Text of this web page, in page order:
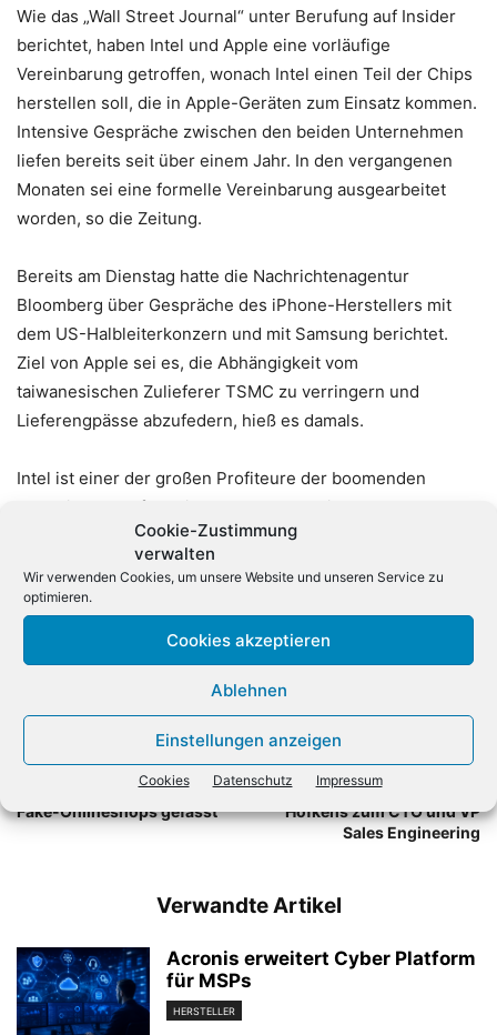
Cookie-Zustimmung
verwalten
Wir verwenden Cookies, um unsere Website und unseren Service zu
optimieren.
Cookies akzeptieren
Ablehnen
Einstellungen anzeigen
Cookies Datenschutz Impressum
Wie das „Wall Street Journal“ unter Berufung auf Insider
berichtet, haben Intel und Apple eine vorläufige
Vereinbarung getroffen, wonach Intel einen Teil der Chips
herstellen soll, die in Apple-Geräten zum Einsatz kommen.
Intensive Gespräche zwischen den beiden Unternehmen
liefen bereits seit über einem Jahr. In den vergangenen
Monaten sei eine formelle Vereinbarung ausgearbeitet
worden, so die Zeitung.
Bereits am Dienstag hatte die Nachrichtenagentur
Bloomberg über Gespräche des iPhone-Herstellers mit
dem US-Halbleiterkonzern und mit Samsung berichtet.
Ziel von Apple sei es, die Abhängigkeit vom
taiwanesischen Zulieferer TSMC zu verringern und
Lieferengpässe abzufedern, hieß es damals.
Intel ist einer der großen Profiteure der boomenden
Halbleiter-Nachfrage im Zuge des massiven Ausbaus von
Rechenzentren-Kapazitäten im Bereich Künstliche
(dpa)
Vorheriger Artikel
Mutmaßlicher Betreiber von
Fake-Onlineshops gefasst
Nächster Artikel
NetApp ernennt Jurgen
Hofkens zum CTO und VP
Sales Engineering
Verwandte Artikel
Acronis erweitert Cyber Platform
für MSPs
HERSTELLER